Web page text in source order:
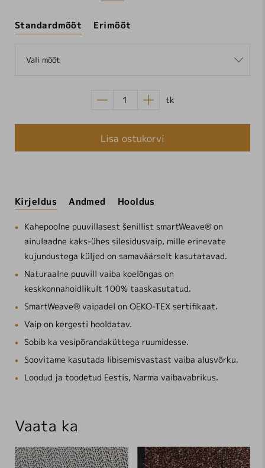
Standardmõõt Erimõõt
Vali mõõt
tk
Lisa ostukorvi
Kirjeldus Andmed Hooldus
Kahepoolne puuvillasest šenillist smartWeave® on
ainulaadne kaks-ühes silesidusvaip, mille erinevate
kujundustega küljed on samaväärselt kasutatavad.
Naturaalne puuvill vaiba koelõngas on
keskkonnahoidlikult 100% taaskasutatud.
SmartWeave® vaipadel on OEKO-TEX sertifikaat.
Vaip on kergesti hooldatav.
Sobib ka vesipõrandaküttega ruumidesse.
Soovitame kasutada libisemisvastast vaiba alusvõrku.
Loodud ja toodetud Eestis, Narma vaibavabrikus.
Vaata ka